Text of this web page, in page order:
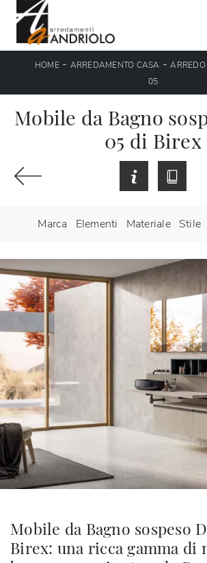
HOME- ARREDAMENTO CASA -
05
Mobile da Bagno
05 di Birex
Marca Elementi Materiale Stile
Mobile da Bagno sospeso
Birex: una ricca gamma di